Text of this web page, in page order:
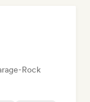
Rock